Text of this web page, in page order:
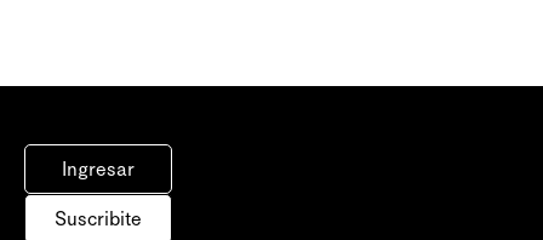
Ingresar
Suscribite